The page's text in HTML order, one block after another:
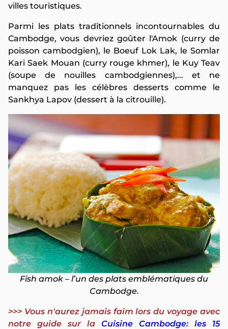
villes touristiques.
Parmi les plats traditionnels incontournables du
Cambodge, vous devriez goûter l'Amok (curry de
poisson cambodgien), le Boeuf Lok Lak, le Somlar
Kari Saek Mouan (curry rouge khmer), le Kuy Teav
(soupe de nouilles cambodgiennes),... et ne
manquez pas les célèbres desserts comme le
Sankhya Lapov (dessert à la citrouille).
Fish amok – l’un des plats emblématiques du
Cambodge.
>>> Vous n'aurez jamais faim lors du voyage avec
notre guide sur la
Cuisine Cambodge: les 15